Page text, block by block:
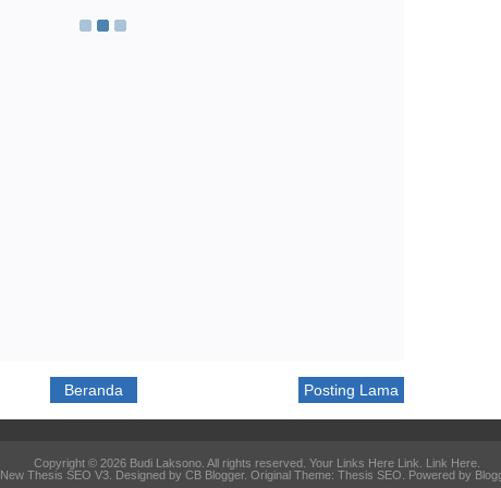
Posting Lama
Beranda
Copyright © 2026 Budi Laksono . All rights reserved. Your Links Here Link Link Here
New Thesis SEO V3. Designed by CB Blogger. Original Theme: Thesis SEO . Powered by